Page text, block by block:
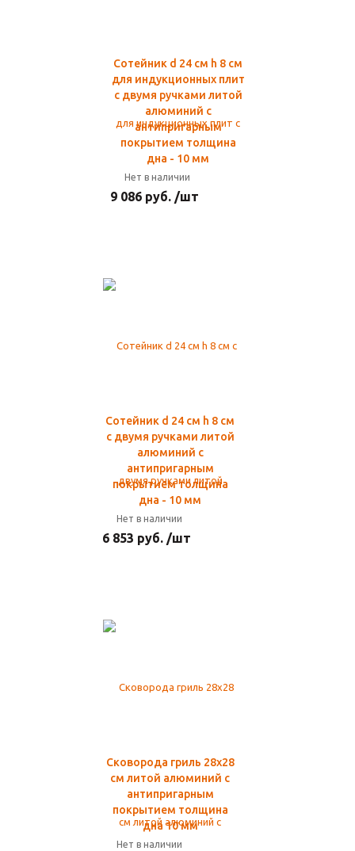
Сотейник d 24 см h 8 см
для индукционных плит
с двумя ручками литой
алюминий с
антипригарным
покрытием толщина
дна - 10 мм
Нет в наличии
9 086 руб. /шт
Сотейник d 24 см h 8 см
с двумя ручками литой
алюминий с
антипригарным
покрытием толщина
дна - 10 мм
Нет в наличии
6 853 руб. /шт
Сковорода гриль 28х28
см литой алюминий с
антипригарным
покрытием толщина
дна 10 мм
Нет в наличии